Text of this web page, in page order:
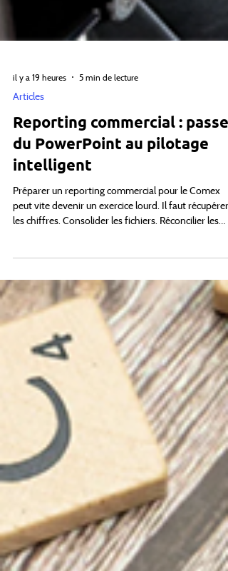
Articles
Reporting commercial : passer
du PowerPoint au pilotage
intelligent
Préparer un reporting commercial pour le Comex
Construire les graphiques. Ajouter les
Préparer les messages clés. Puis transformer le tout
en présentation claire, synthétique et crédible. Sur le
papier, l’objectif est simple : donner une vision fiable
de la performance commerciale. Dans les faits,